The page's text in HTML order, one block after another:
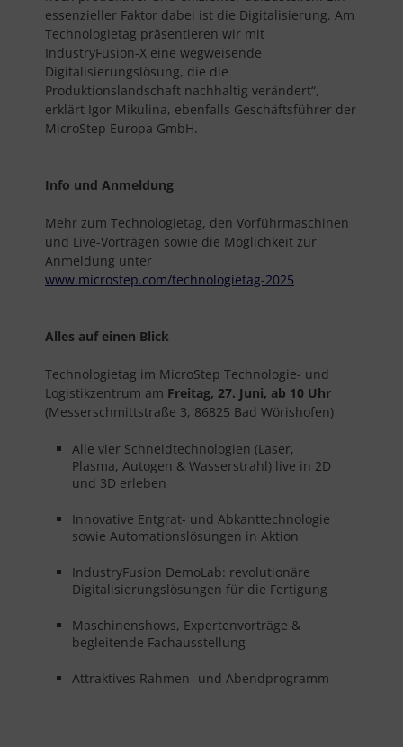
essenzieller Faktor dabei ist die Digitalisierung. Am
Technologietag präsentieren wir mit
IndustryFusion-X eine wegweisende
Digitalisierungslösung, die die
Produktionslandschaft nachhaltig verändert“,
erklärt Igor Mikulina, ebenfalls Geschäftsführer der
MicroStep Europa GmbH.
Info und Anmeldung
Mehr zum Technologietag, den Vorführmaschinen
und Live-Vorträgen sowie die Möglichkeit zur
Anmeldung unter
www.microstep.com/technologietag-2025
Alles auf einen Blick
Technologietag im MicroStep Technologie- und
Logistikzentrum am Freitag, 27. Juni, ab 10 Uhr
(Messerschmittstraße 3, 86825 Bad Wörishofen)
Alle vier Schneidtechnologien (Laser,
Plasma, Autogen & Wasserstrahl) live in 2D
und 3D erleben
Innovative Entgrat- und Abkanttechnologie
sowie Automationslösungen in Aktion
IndustryFusion DemoLab: revolutionäre
Digitalisierungslösungen für die Fertigung
Maschinenshows, Expertenvorträge &
begleitende Fachausstellung
Attraktives Rahmen- und Abendprogramm